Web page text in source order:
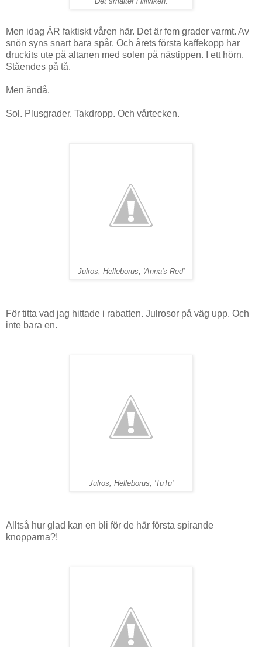
Men idag ÄR faktiskt våren här. Det är fem grader varmt. Av
snön syns snart bara spår. Och årets första kaffekopp har
druckits ute på altanen med solen på nästippen. I ett hörn.
Ståendes på tå.
Men ändå.
Sol. Plusgrader. Takdropp. Och vårtecken.
Julros, Helleborus, 'Anna's Red'
För titta vad jag hittade i rabatten. Julrosor på väg upp. Och
inte bara en.
Julros, Helleborus, 'TuTu'
Alltså hur glad kan en bli för de här första spirande
knopparna?!